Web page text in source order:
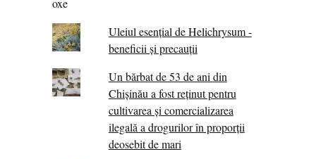
Uleiul esențial de Helichrysum -
beneficii și precauții
Un bărbat de 53 de ani din
Chișinău a fost reținut pentru
cultivarea și comercializarea
ilegală a drogurilor în proporții
deosebit de mari